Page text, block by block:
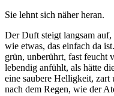
Sie lehnt sich näher heran.
Der Duft steigt langsam
wie etwas, das einfach da
grün, unberührt, fast feucht
lebendig anfühlt, als hätte
eine saubere Helligkeit,
nach dem Regen, wie der